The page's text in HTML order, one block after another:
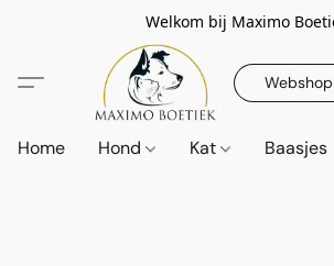
Welkom bij Maximo
Webshop
Home Hond Kat Baasjes